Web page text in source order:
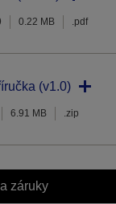
0.22 MB .pdf
(v1.0)
6.91 MB .zip
záruky